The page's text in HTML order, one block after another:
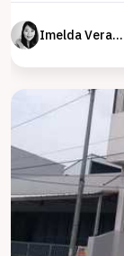
Imelda Veranika